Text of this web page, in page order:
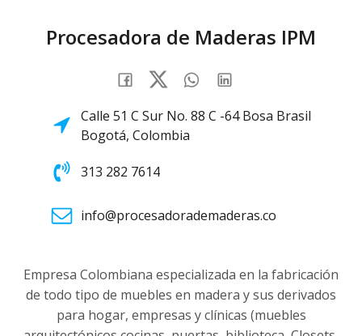
Procesadora de Maderas IPM
Calle 51 C Sur No. 88 C -64 Bosa Brasil
Bogotá, Colombia
313 282 7614
info@procesadorademaderas.co
Empresa Colombiana especializada en la fabricación
de todo tipo de muebles en madera y sus derivados
para hogar, empresas y clínicas (muebles